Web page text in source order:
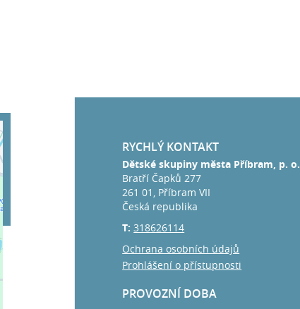
RYCHLÝ KONTAKT
Dětské skupiny města Příbram, p. o.
Bratří Čapků 277
261 01, Příbram VII
Česká republika
T:318626114
Ochrana osobních údajů
Prohlášení o přístupnosti
PROVOZNÍ DOBA